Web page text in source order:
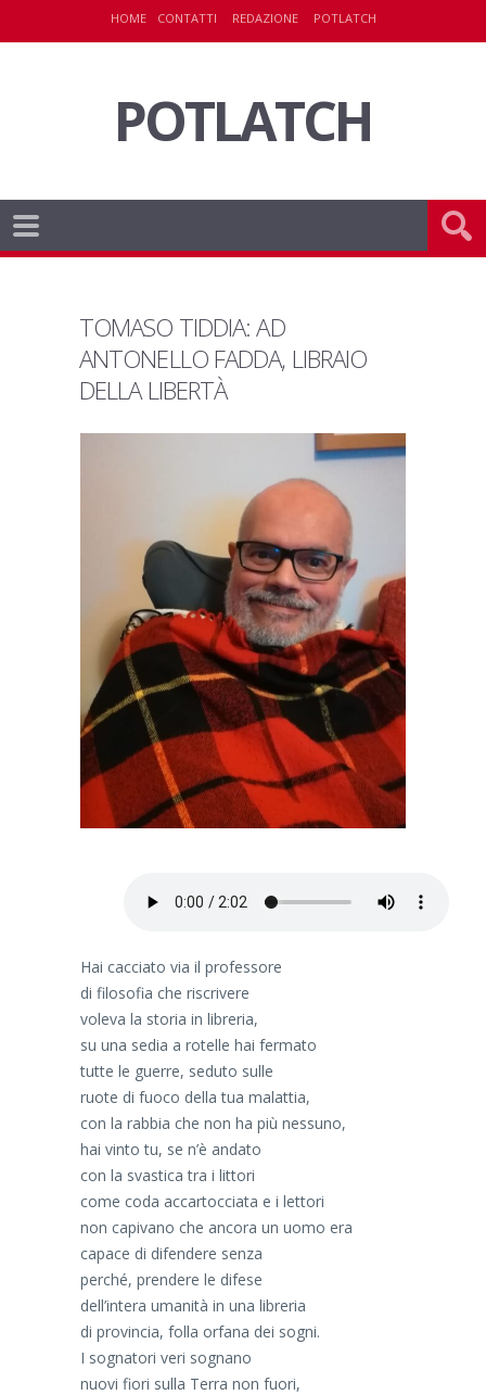
HOME CONTATTI REDAZIONE POTLATCH
POTLATCH
TOMASO TIDDIA: AD
ANTONELLO FADDA, LIBRAIO
DELLA LIBERTÀ
Hai cacciato via il professore
di filosofia che riscrivere
voleva la storia in libreria,
su una sedia a rotelle hai fermato
tutte le guerre, seduto sulle
ruote di fuoco della tua malattia,
con la rabbia che non ha più nessuno,
hai vinto tu, se n’è andato
con la svastica tra i littori
come coda accartocciata e i lettori
non capivano che ancora un uomo era
capace di difendere senza
perché, prendere le difese
dell’intera umanità in una libreria
di provincia, folla orfana dei sogni.
I sognatori veri sognano
nuovi fiori sulla Terra non fuori,